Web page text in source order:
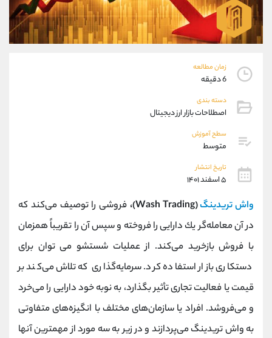
زمان مطالعه
6 دقیقه
دسته بندی
اصطلاحات بازار ارز دیجیتال
سطح آموزش
متوسط
تاریخ انتشار
۵ اسفند ۱۴۰۱
واش تریدینگ(Wash Trading)،
فروشی را توصیف می‌كند كه
در آن معامله‌گر یك دارایی را فروخته و سپس آن را تقریباً همزمان
با فروش بازخرید می‌كند. از عملیات شستشو می توان برای
دستکاری بازار استفاده کرد. سرمایه‌گذاری که تلاش می‌کند بر
قیمت یا فعالیت تجاری تأثیر بگذارد، به نوبه خود دارایی را می‌خرد
و می‌فروشد. افراد یا سازمان‌های مختلف با انگیزه‌های متفاوتی
به واش تریدینگ می‌پردازند و در زیر به سه مورد از مهمترین آنها
09304891085
واتساپ شروع گفتگو
تلگرام @Armteam_admin_103
پشتیبان فروش
موبایل
واتساپ
داخلی
اطلاعات تماس (دفتر فروش)
تلفن 021-22021030
021-22021040
بدون پیش شماره 90001030
اینستاگرام @alireza.mehrabii
کانال تلگرام @alirezamehrabi_com